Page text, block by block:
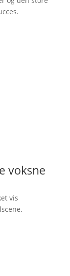
voksne
vis